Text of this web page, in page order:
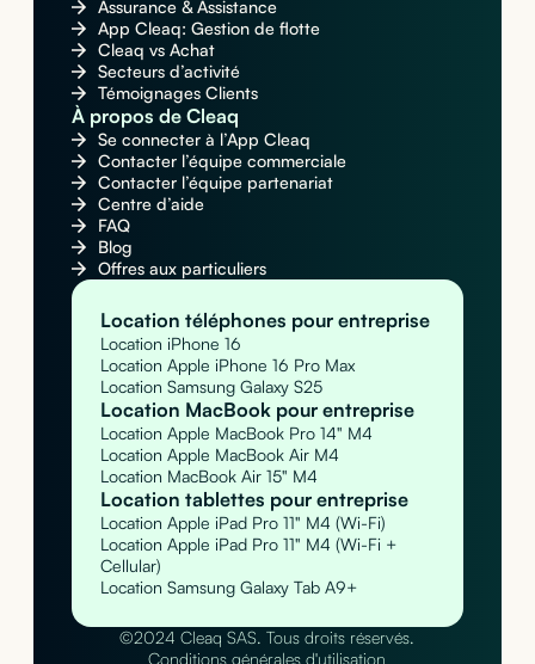
Assurance & Assistance
App Cleaq: Gestion de flotte
Cleaq vs Achat
Secteurs d’activité
Témoignages Clients
À propos de Cleaq
Se connecter à l’App Cleaq
Contacter l’équipe commerciale
Contacter l’équipe partenariat
Centre d’aide
FAQ
Blog
Offres aux particuliers
Location téléphones pour entreprise
Location iPhone 16
Location Apple iPhone 16 Pro Max
Location Samsung Galaxy S25
Location MacBook pour entreprise
Location Apple MacBook Pro 14" M4
Location Apple MacBook Air M4
Location MacBook Air 15" M4
Location tablettes pour entreprise
Location Apple iPad Pro 11" M4 (Wi-Fi)
Location Apple iPad Pro 11" M4 (Wi-Fi +
Cellular)
Location Samsung Galaxy Tab A9+
©2024 Cleaq SAS. Tous droits réservés.
Conditions générales d'utilisation